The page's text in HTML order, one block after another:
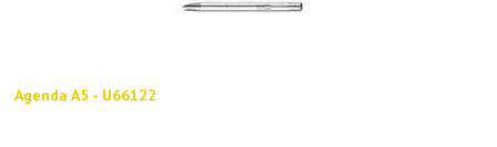
Agenda A5 - U66122